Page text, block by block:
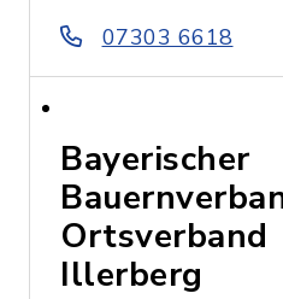
07303 6618
Bayerischer
Ortsverband
Illerberg